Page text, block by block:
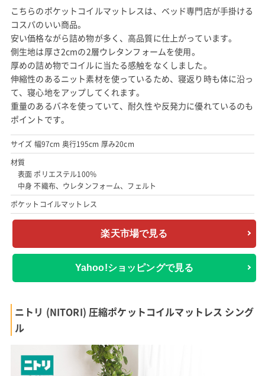
こちらのポケットコイルマットレスは、ベッド専門店が手掛ける
コスパのいい商品。
安い価格ながら詰め物が多く、高品質に仕上がっています。
側生地は厚さ2cmの2層ウレタンフォームを使用。
厚めの詰め物でコイルに当たる感触をなくしました。
伸縮性のあるニット素材を使っているため、寝返り時も体に沿っ
て、寝心地をアップしてくれます。
重量のあるバネを使っていて、耐久性や反発力に優れているのも
ポイントです。
サイズ 幅97cm 奥行195cm 厚み20cm
材質
表面 ポリエステル100%
中身 不織布、ウレタンフォーム、フェルト
ポケットコイルマットレス
楽天市場で見る
Yahoo!ショッピングで見る
ニトリ (NITORI) 圧縮ポケットコイルマットレス シング
ル